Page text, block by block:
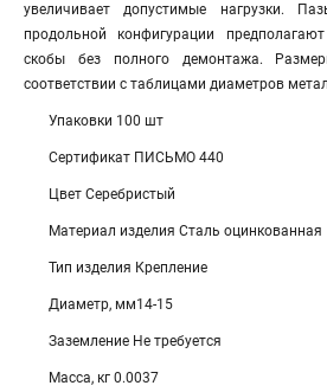
увеличивает допустимые нагрузки.
продольной конфигурации
скобы без полного демонтажа.
соответствии с таблицами диаметров
Упаковки 100 шт
Сертификат ПИСЬМО 440
Цвет Серебристый
Материал изделия Сталь оцинкованная
Тип изделия Крепление
Диаметр, мм14-15
Заземление Не требуется
Масса, кг 0.0037